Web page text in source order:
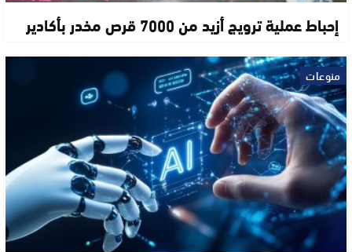
إحباط عملية ترويج أزيد من 7000 قرص مخدر بأكادير
منوعات